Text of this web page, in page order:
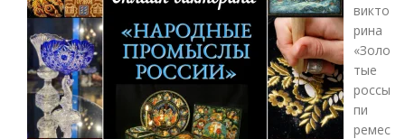
викто
рина
«Золо
тые
россы
пи
ремес